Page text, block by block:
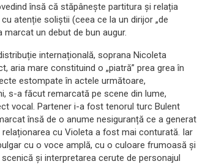
însă că stăpânește partitura și relația
atenție soliștii (ceea ce la un dirijor „de
un debut de bun augur.
internațională, soprana Nicoleta
aria mare constituind o „piatră” prea grea în
estompate în actele următoare,
s-a făcut remarcată pe scene din lume,
vocal. Partener i-a fost tenorul turc Bulent
însă de o anume nesiguranță ce a generat
cu Violeta a fost mai conturată. Iar
cu o voce amplă, cu o culoare frumoasă și
și interpretarea cerute de personajul